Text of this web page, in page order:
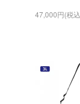
47,000円(税